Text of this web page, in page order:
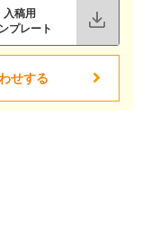
入稿用
プレート
せする